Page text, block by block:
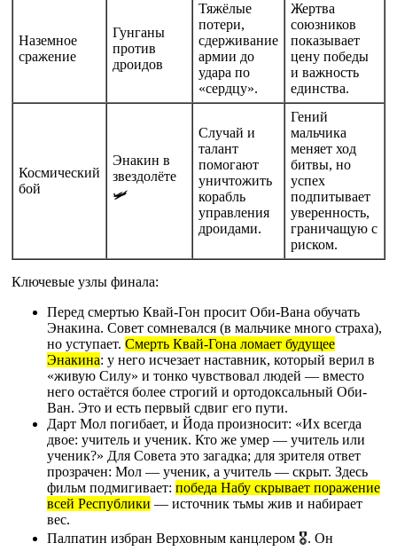
Наземное
сражение
Гунганы
против
дроидов
Тяжёлые
потери,
сдерживание
армии до
удара по
«сердцу».
Жертва
союзников
показывает
цену победы
и важность
единства.
Космический
бой
Энакин в
звездолёте
🛩️
Случай и
талант
помогают
уничтожить
корабль
управления
дроидами.
Гений
мальчика
меняет ход
битвы, но
успех
подпитывает
уверенность,
граничащую с
риском.
Ключевые узлы финала:
Перед смертью Квай-Гон просит Оби-Вана обучать
Энакина. Совет сомневался (в мальчике много страха),
но уступает. Смерть Квай-Гона ломает будущее
Энакина: у него исчезает наставник, который верил в
«живую Силу» и тонко чувствовал людей — вместо
него остаётся более строгий и ортодоксальный Оби-
Ван. Это и есть первый сдвиг его пути.
Дарт Мол погибает, и Йода произносит: «Их всегда
двое: учитель и ученик. Кто же умер — учитель или
ученик?» Для Совета это загадка; для зрителя ответ
прозрачен: Мол — ученик, а учитель — скрыт. Здесь
фильм подмигивает: победа Набу скрывает поражение
всей Республики — источник тьмы жив и набирает
вес.
Палпатин избран Верховным канцлером 🎖️. Он